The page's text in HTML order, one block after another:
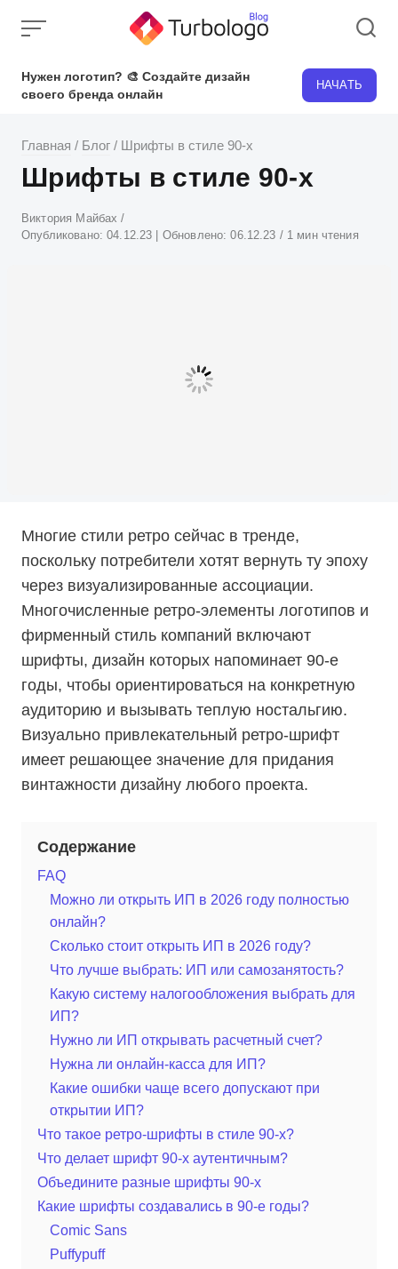
Нужен логотип? 🎨 Создайте дизайн
своего бренда онлайн
НАЧАТЬ
Главная / Блог / Шрифты в стиле 90-х
Шрифты в стиле 90-х
Атвор
Виктория Майбах
Опубликовано:04.12.23 | Обновлено:06.12.23 1 мин чтения
Многие стили ретро сейчас в тренде,
поскольку потребители хотят вернуть ту эпоху
через визуализированные ассоциации.
Многочисленные ретро-элементы логотипов и
фирменный стиль компаний включают
шрифты, дизайн которых напоминает 90-е
годы, чтобы ориентироваться на конкретную
аудиторию и вызывать теплую ностальгию.
Визуально привлекательный ретро-шрифт
имеет решающее значение для придания
винтажности дизайну любого проекта.
Содержание
FAQ
Можно ли открыть ИП в 2026 году полностью
онлайн?
Сколько стоит открыть ИП в 2026 году?
Что лучше выбрать: ИП или самозанятость?
Какую систему налогообложения выбрать для
ИП?
Нужно ли ИП открывать расчетный счет?
Нужна ли онлайн-касса для ИП?
Какие ошибки чаще всего допускают при
открытии ИП?
Что такое ретро-шрифты в стиле 90-х?
Что делает шрифт 90-х аутентичным?
Объедините разные шрифты 90-х
Какие шрифты создавались в 90-е годы?
Comic Sans
Puffypuff